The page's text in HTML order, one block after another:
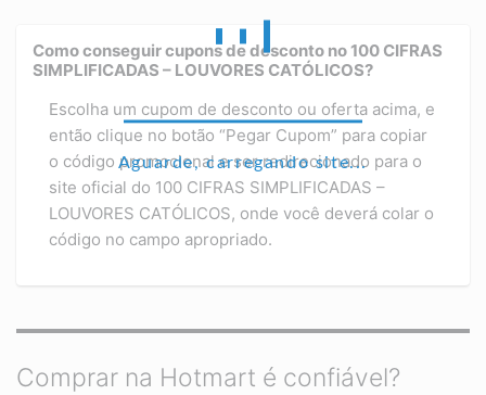
Aguarde, carregando site...
Como conseguir cupons de desconto no 100 CIFRAS
SIMPLIFICADAS – LOUVORES CATÓLICOS?
Escolha um cupom de desconto ou oferta acima, e
então clique no botão “Pegar Cupom” para copiar
o código promocional e ser redirecionado para o
site oficial do 100 CIFRAS SIMPLIFICADAS –
LOUVORES CATÓLICOS, onde você deverá colar o
código no campo apropriado.
Comprar na Hotmart é confiável?